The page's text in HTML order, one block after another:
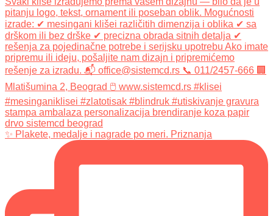
✨ Plakete, medalje i nagrade po meri. Priznanja